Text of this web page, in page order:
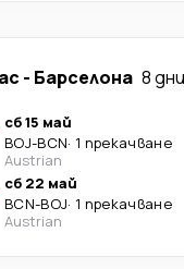
- Барселона 8 дни
сб 15 май
BOJ-BCN· 1 прекачване
Austrian
сб 22 май
BCN-BOJ· 1 прекачване
Austrian